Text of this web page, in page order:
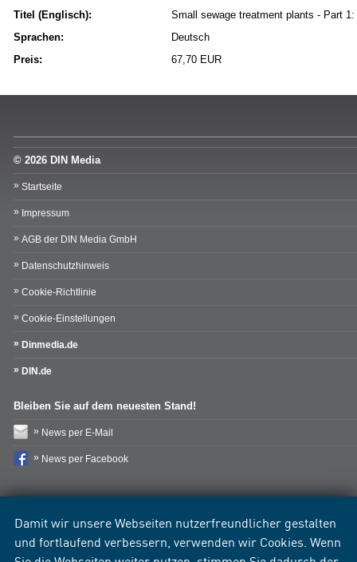
Damit wir unsere Webseiten nutzerfreundlicher gestalten
und fortlaufend verbessern, verwenden wir Cookies. Wenn
Titel (Englisch):
Small sewage treatment plants - Part
Sprachen:
Deutsch
Preis:
67,70 EUR
© 2026 DIN Media
Startseite
Impressum
AGB der DIN Media GmbH
Datenschutzhinweis
Cookie-Richtlinie
Cookie-Einstellungen
Dinmedia.de
DIN.de
Bleiben Sie auf dem neuesten Stand!
News per E-Mail
News per Facebook